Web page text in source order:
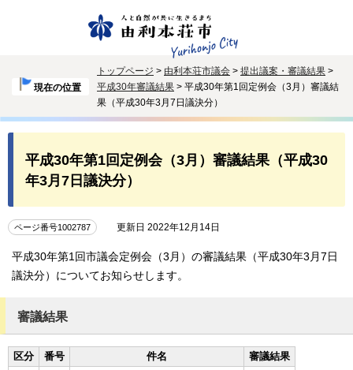
現在の位置
トップページ > 由利本荘市議会 > 提出議案・審議結果 >
平成30年審議結果 > 平成30年第1回定例会（3月）審議結
果（平成30年3月7日議決分）
平成30年第1回定例会（3月）審議結果（平成30
年3月7日議決分）
ページ番号1002787 更新日 2022年12月14日
平成30年第1回市議会定例会（3月）の審議結果（平成30年3月7日
議決分）についてお知らせします。
審議結果
区分 番号 件名
審議結果